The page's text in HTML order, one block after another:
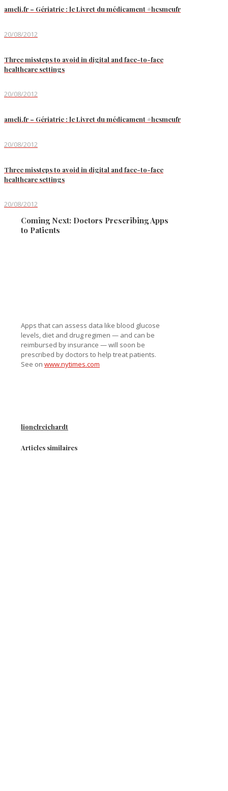
ameli.fr – Gériatrie : le Livret du médicament #hcsmeufr
20/08/2012
Three missteps to avoid in digital and face-to-face
healthcare settings
20/08/2012
ameli.fr – Gériatrie : le Livret du médicament #hcsmeufr
20/08/2012
Three missteps to avoid in digital and face-to-face
healthcare settings
20/08/2012
Coming Next: Doctors Prescribing Apps
to Patients
Apps that can assess data like blood glucose
levels, diet and drug regimen — and can be
reimbursed by insurance — will soon be
prescribed by doctors to help treat patients.
See on www.nytimes.com
lionelreichardt
Articles similaires